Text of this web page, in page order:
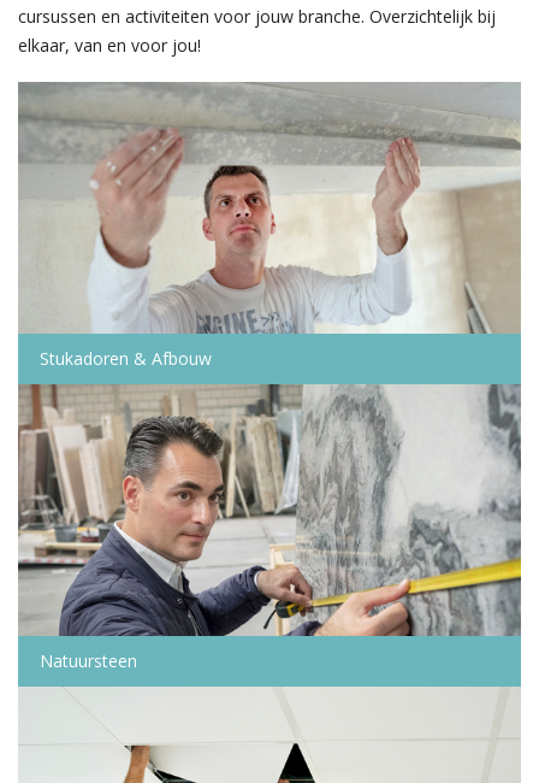
cursussen en activiteiten voor jouw branche. Overzichtelijk bij
elkaar, van en voor jou!
Stukadoren & Afbouw
Natuursteen